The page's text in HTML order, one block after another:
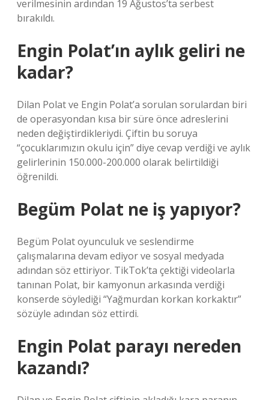
verilmesinin ardından 19 Ağustos’ta serbest
bırakıldı.
Engin Polat’ın aylık geliri ne
kadar?
Dilan Polat ve Engin Polat’a sorulan sorulardan biri
de operasyondan kısa bir süre önce adreslerini
neden değiştirdikleriydi. Çiftin bu soruya
“çocuklarımızın okulu için” diye cevap verdiği ve aylık
gelirlerinin 150.000-200.000 olarak belirtildiği
öğrenildi.
Begüm Polat ne iş yapıyor?
Begüm Polat oyunculuk ve seslendirme
çalışmalarına devam ediyor ve sosyal medyada
adından söz ettiriyor. TikTok’ta çektiği videolarla
tanınan Polat, bir kamyonun arkasında verdiği
konserde söylediği “Yağmurdan korkan korkaktır”
sözüyle adından söz ettirdi.
Engin Polat parayı nereden
kazandı?